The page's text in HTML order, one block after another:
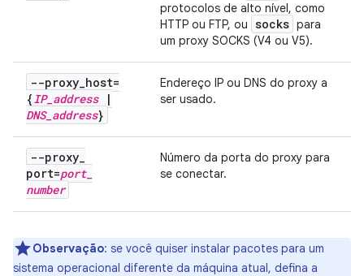
protocolos de alto nível, como
HTTP ou FTP, ou socks para
um proxy SOCKS (V4 ou V5).
--proxy_host=
{IP_ address
|
DNS_ address}
Endereço IP ou DNS do proxy a
ser usado.
--proxy_
port=port_
number
Número da porta do proxy para
se conectar.
Observação: se você quiser instalar pacotes para um
sistema operacional diferente da máquina atual, defina a